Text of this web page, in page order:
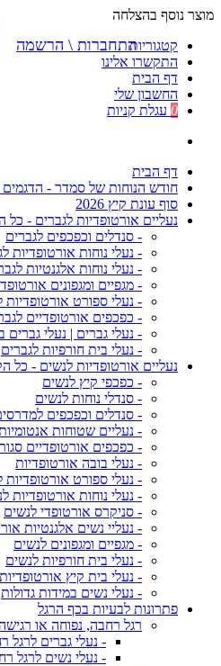
מוצר נוסף בהצלחה
קטגוריות
התקשרו אלינו
דף הבית
החשבון שלי
0 עגלת קניות
דף הבית
חודש הנוחות של סמדר - הדגמים
סוף עונת קיץ 2026
נעליים אורטופדיות לגברים - כל
- סנדלים וכפכפים לגברים
- נעלי נוחות אורטופדיות
- נעלי נוחות אלגנטיות
- מגפיים ומגפונים
- נעלי ספורט אורטופדיות
- כפכפים אורטופדיים
- נעלי גברים | נעלי גברים
- נעלי בית חורפיות לגברים
נעליים אורטופדיות לנשים - כל
- כפכפי קיץ לנשים
- סנדלי נוחות לנשים
- סנדלים וכפכפים
- נעליים שטוחות
- כפכפים אורטופדיים
- נעלי בובה אורטופדיות
- נעלי ספורט אורטופדיות
- נעלי נוחות אורטופדיות
- סניקרס אורטופדי לנשים
- נעליי נשים אלגנטיות
- מגפיים ומגפונים לנשים
- נעלי בית חורפיות לנשים
- נעלי בית קיץ
- נעלי נשים במידות גדולות
פתרונות לבעיות בכף הרגל
רגל רחבה, נפוחה או
- נעלי גברים לרגל
- נעלי נשים לרגל
התחברות \ הרשמה